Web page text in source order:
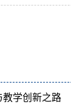
教学创新之路